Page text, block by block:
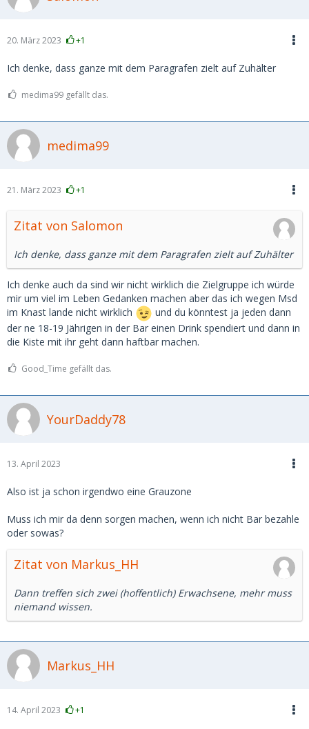
20. März 2023 +1
Ich denke, dass ganze mit dem Paragrafen zielt auf Zuhälter
medima99 gefällt das.
medima99
21. März 2023 +1
Zitat von Salomon
Ich denke, dass ganze mit dem Paragrafen zielt auf Zuhälter
Ich denke auch da sind wir nicht wirklich die Zielgruppe ich würde
mir um viel im Leben Gedanken machen aber das ich wegen Msd
im Knast lande nicht wirklich
und du könntest ja jeden dann
der ne 18-19 Jährigen in der Bar einen Drink spendiert und dann in
die Kiste mit ihr geht dann haftbar machen.
Good_Time gefällt das.
YourDaddy78
13. April 2023
Also ist ja schon irgendwo eine Grauzone
Muss ich mir da denn sorgen machen, wenn ich nicht Bar bezahle
oder sowas?
Zitat von Markus_HH
Dann treffen sich zwei (hoffentlich) Erwachsene, mehr muss
niemand wissen.
Markus_HH
14. April 2023 +1